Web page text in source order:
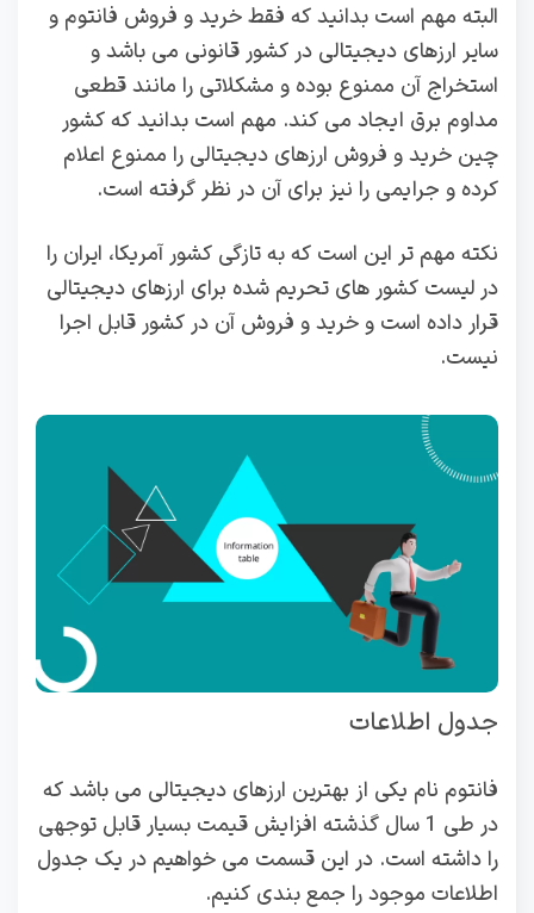
البته مهم است بدانید که فقط خرید و فروش فانتوم و
سایر ارزهای دیجیتالی در کشور قانونی می باشد و
استخراج آن ممنوع بوده و مشکلاتی را مانند قطعی
مداوم برق ایجاد می کند. مهم است بدانید که کشور
چین خرید و فروش ارزهای دیجیتالی را ممنوع اعلام
کرده و جرایمی را نیز برای آن در نظر گرفته است.
نکته مهم تر این است که به تازگی کشور آمریکا، ایران را
در لیست کشور های تحریم شده برای ارزهای دیجیتالی
قرار داده است و خرید و فروش آن در کشور قابل اجرا
نیست.
جدول اطلاعات
فانتوم نام یکی از بهترین ارزهای دیجیتالی می باشد که
در طی 1 سال گذشته افزایش قیمت بسیار قابل توجهی
را داشته است. در این قسمت می خواهیم در یک جدول
اطلاعات موجود را جمع بندی کنیم.